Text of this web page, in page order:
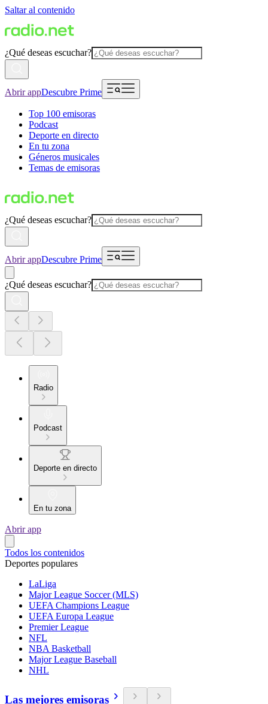
Saltar al contenido
¿Qué deseas escuchar?
Abrir appDescubre Prime
Top 100 emisoras
Podcast
Deporte en directo
En tu zona
Géneros musicales
Temas de emisoras
¿Qué deseas escuchar?
Abrir appDescubre Prime
¿Qué deseas escuchar?
Radio
Podcast
Deporte en directo
En tu zona
Abrir app
Todos los contenidos
Deportes populares
LaLiga
Major League Soccer (MLS)
UEFA Champions League
UEFA Europa League
Premier League
NFL
NBA Basketball
Major League Baseball
NHL
Las mejores emisoras